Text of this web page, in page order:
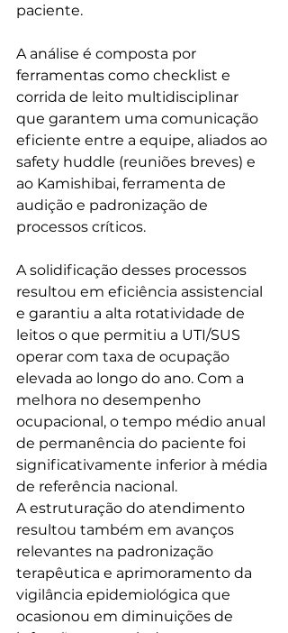
paciente.
A análise é composta por
ferramentas como checklist e
corrida de leito multidisciplinar
que garantem uma comunicação
eficiente entre a equipe, aliados ao
safety huddle (reuniões breves) e
ao Kamishibai, ferramenta de
audição e padronização de
processos críticos.
A solidificação desses processos
resultou em eficiência assistencial
e garantiu a alta rotatividade de
leitos o que permitiu a UTI/SUS
operar com taxa de ocupação
elevada ao longo do ano. Com a
melhora no desempenho
ocupacional, o tempo médio anual
de permanência do paciente foi
significativamente inferior à média
de referência nacional.
A estruturação do atendimento
resultou também em avanços
relevantes na padronização
terapêutica e aprimoramento da
vigilância epidemiológica que
ocasionou em diminuições de